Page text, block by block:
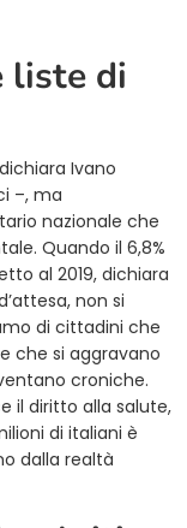
liste di
Ivano
–, ma
nazionale che
Quando il 6,8%
al 2019, dichiara
non si
di cittadini che
che si aggravano
croniche.
il diritto alla salute,
di italiani è
dalla realtà